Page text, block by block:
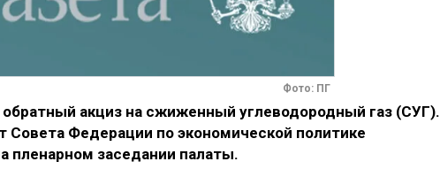
Фото: ПГ
акциз на сжиженный углеводородный газ (СУГ).
Совета Федерации по экономической политике
пленарном заседании палаты.